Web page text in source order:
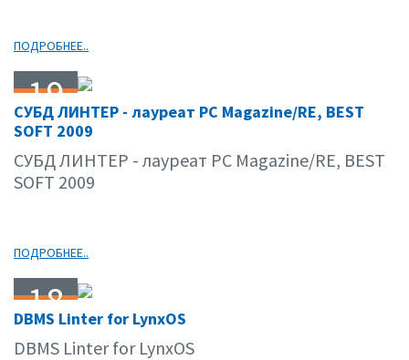
ПОДРОБНЕЕ..
19
11.09
СУБД ЛИНТЕР - лауреат PC Magazine/RE, BEST
SOFT 2009
СУБД ЛИНТЕР - лауреат PC Magazine/RE, BEST
SOFT 2009
ПОДРОБНЕЕ..
18
11.09
DBMS Linter for LynxOS
DBMS Linter for LynxOS